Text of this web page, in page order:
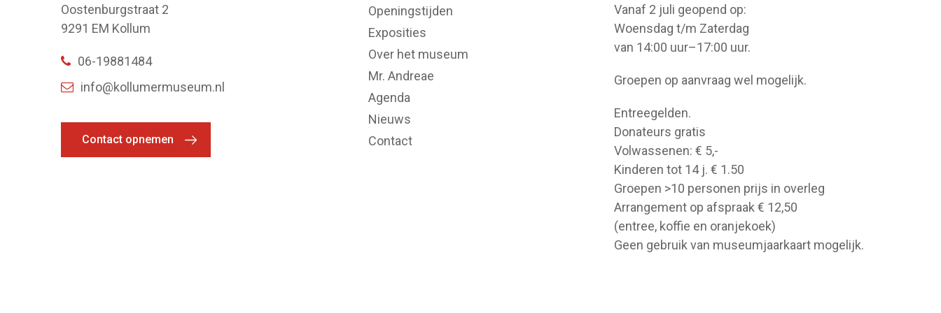
Oostenburgstraat 2
9291 EM Kollum
06-19881484
info@kollumermuseum.nl
Contact opnemen
Openingstijden
Exposities
Over het museum
Mr. Andreae
Agenda
Nieuws
Contact
Vanaf 2 juli geopend op:
Woensdag t/m Zaterdag
van 14:00 uur–17:00 uur.
Groepen op aanvraag wel mogelijk.
Entreegelden.
Donateurs gratis
Volwassenen: € 5,-
Kinderen tot 14 j. € 1.50
Groepen >10 personen prijs in overleg
Arrangement op afspraak € 12,50
(entree, koffie en oranjekoek)
Geen gebruik van museumjaarkaart mogelijk.